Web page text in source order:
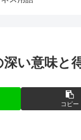
い意味と
コピー